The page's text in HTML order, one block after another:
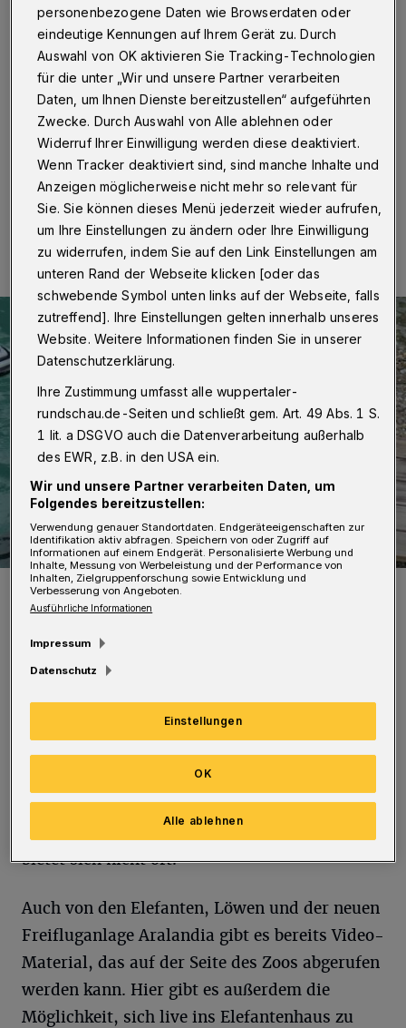
Wuppertal ·Noch dauert es etwas, bis die ersten
Besucher nach der coronabedingten Schließung wieder
durch den Grünen Zoo in Wuppertal schlendern
können. Um die Wartezeit zu verkürzen, hat der Zoo
erneut seine Drohne losgeschickt. Dieses Mal war die
fliegende Kamera zu Gast bei den Seelöwen.
07.05.2020 , 12:00 Uhr Eine Minute Lesezeit
Archivfoto der Seelöwen.
Foto: Grüner Zoo/Maria Spätling
Als hätten die Seelöwen es geahnt, dass sie
gefilmt werden, haben sie sich extra ins Zeug
gelegt: Elegant schweben die
Schwimmakrobaten durchs Becken. Solch ein
Blick von oben auf das Reich der Seelöwen
bietet sich nicht oft.
Auch von den Elefanten, Löwen und der neuen
Freifluganlage Aralandia gibt es bereits Video-
Material, das auf der Seite des Zoos abgerufen
werden kann. Hier gibt es außerdem die
Möglichkeit, sich live ins Elefantenhaus zu
personenbezogene Daten wie Browserdaten oder
eindeutige Kennungen auf Ihrem Gerät zu. Durch
Auswahl von OK aktivieren Sie Tracking-Technologien
für die unter „Wir und unsere Partner verarbeiten
Daten, um Ihnen Dienste bereitzustellen“ aufgeführten
Zwecke. Durch Auswahl von Alle ablehnen oder
Widerruf Ihrer Einwilligung werden diese deaktiviert.
Wenn Tracker deaktiviert sind, sind manche Inhalte und
Anzeigen möglicherweise nicht mehr so relevant für
Sie. Sie können dieses Menü jederzeit wieder aufrufen,
um Ihre Einstellungen zu ändern oder Ihre Einwilligung
zu widerrufen, indem Sie auf den Link Einstellungen am
unteren Rand der Webseite klicken [oder das
schwebende Symbol unten links auf der Webseite, falls
zutreffend]. Ihre Einstellungen gelten innerhalb unseres
Website. Weitere Informationen finden Sie in unserer
Datenschutzerklärung.
Ihre Zustimmung umfasst alle wuppertaler-
rundschau.de-Seiten und schließt gem. Art. 49 Abs. 1 S.
1 lit. a DSGVO auch die Datenverarbeitung außerhalb
des EWR, z.B. in den USA ein.
Wir und unsere Partner verarbeiten Daten, um
Folgendes bereitzustellen:
Verwendung genauer Standortdaten. Endgeräteeigenschaften zur
Identifikation aktiv abfragen. Speichern von oder Zugriff auf
Informationen auf einem Endgerät. Personalisierte Werbung und
Inhalte, Messung von Werbeleistung und der Performance von
Inhalten, Zielgruppenforschung sowie Entwicklung und
Verbesserung von Angeboten.
Ausführliche Informationen
Impressum
Datenschutz
Einstellungen
Alle ablehnen
OK